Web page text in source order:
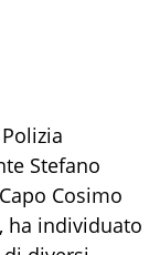
Stefano
Cosimo
ha individuato